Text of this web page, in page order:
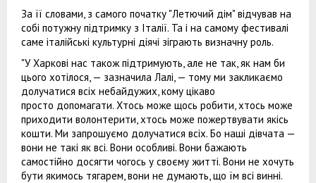
За її словами, з самого початку "Летючий дім" відчував на
собі потужну підтримку з Італії. Та і на самому фестивалі
саме італійські культурні діячі зіграють визначну роль.
"У Харкові нас також підтримують, але не так, як нам би
цього хотілося, — зазначила Лалі, — тому ми закликаємо
долучатися всіх небайдужих, кому цікаво
просто допомагати. Хтось може щось робити, хтось може
приходити волонтерити, хтось може пожертвувати якісь
кошти. Ми запрошуємо долучатися всіх. Бо наші дівчата —
вони не такі як всі. Вони особливі. Вони бажають
самостійно досягти чогось у своєму житті. Вони не хочуть
бути якимось тягарем, вони не думають, що їм всі винні.